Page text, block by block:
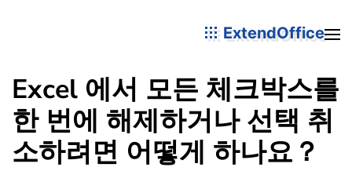
ExtendOffice
Excel 에서 모든 체크박스를
한 번에 해제하거나 선택 취
소하려면 어떻게 하나요？